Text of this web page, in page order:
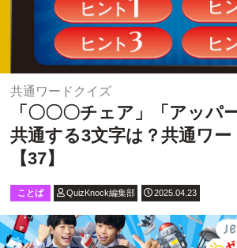
共通ワードクイズ
「〇〇〇チェア」「アッパ
共通する3文字は？共通ワ
【37】
ことば QuizKnock編集部 2025.04.23